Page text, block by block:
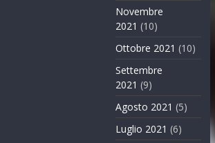
Novembre
2021 (10)
Ottobre 2021 (10)
Settembre
2021 (9)
Agosto 2021 (5)
Luglio 2021 (6)